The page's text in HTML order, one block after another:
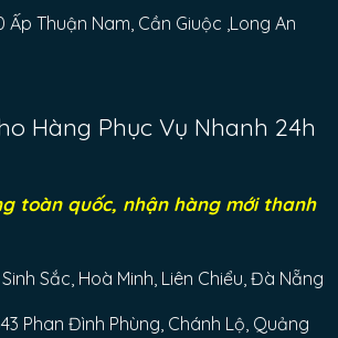
Ấp Thuận Nam, Cần Giuộc ,Long An
Hàng Phục Vụ Nhanh 24h
toàn quốc, nhận hàng mới thanh
Sắc, Hoà Minh, Liên Chiểu, Đà Nẵng
Phan Đình Phùng, Chánh Lộ, Quảng